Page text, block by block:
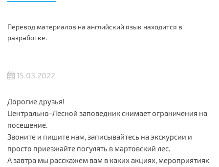
Перевод материалов на английский язык находится в
разработке.
15.03.2022
Дорогие друзья!
Центрально-Лесной заповедник снимает ограничения на
посещение.
Звоните и пишите нам, записывайтесь на экскурсии и
просто приезжайте погулять в мартовский лес.
А завтра мы расскажем вам в каких акциях, мероприятиях